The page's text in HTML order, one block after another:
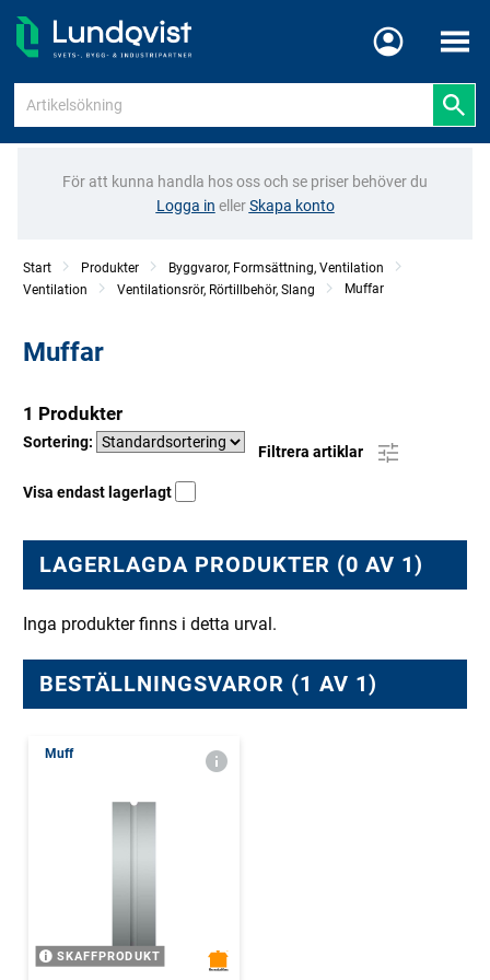
Meny
För att kunna handla hos oss och se priser behöver du
Logga in ellerSkapa konto
Start Produkter
Byggvaror, Formsättning, Ventilation
Ventilation
Ventilationsrör, Rörtillbehör, Slang Muffar
Muffar
1 Produkter
Sortering:
Filtrera artiklar
Visa endast lagerlagt
LAGERLAGDA PRODUKTER (0 AV 1)
Inga produkter finns i detta urval.
BESTÄLLNINGSVAROR (1 AV 1)
Muff
SKAFFPRODUKT